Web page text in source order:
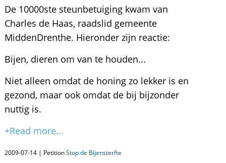
De 10000ste steunbetuiging kwam van
Charles de Haas, raadslid gemeente
MiddenDrenthe. Hieronder zijn reactie:
Bijen, dieren om van te houden...
Niet alleen omdat de honing zo lekker is en
gezond, maar ook omdat de bij bijzonder
nuttig is.
+Read more...
2009-07-14 | PetitionStop de Bijensterfte